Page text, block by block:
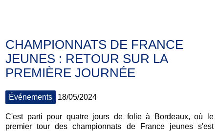
CHAMPIONNATS DE FRANCE
JEUNES : RETOUR SUR LA
PREMIÈRE JOURNÉE
Événements 18/05/2024
C'est parti pour quatre jours de folie à Bordeaux, où le
premier tour des championnats de France jeunes s'est